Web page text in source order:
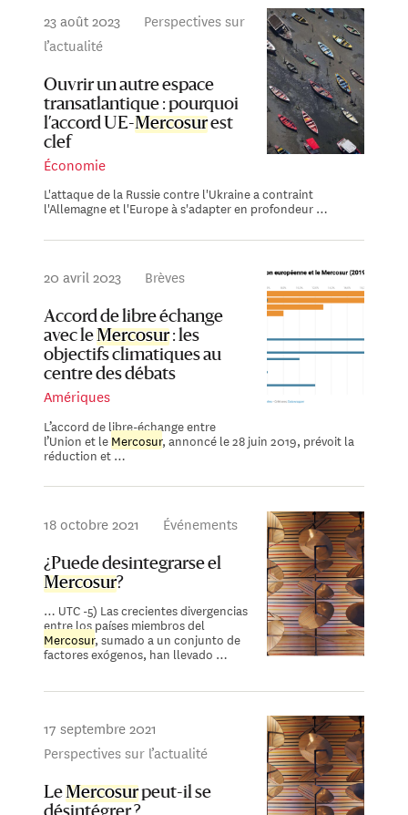
23 août 2023
Perspectives sur
l’actualité
Ouvrir un autre espace
transatlantique : pourquoi
l’accord UE-Mercosurest
clef
Économie
L'attaque de la Russie contre l'Ukraine a contraint
l'Allemagne et l'Europe à s'adapter en profondeur …
20 avril 2023 Brèves
Accord de libre échange
avec leMercosur: les
objectifs climatiques au
centre des débats
Amériques
L’accord de libre-échange entre
l’Union et leMercosur, annoncé le 28 juin 2019, prévoit la
réduction et …
18 octobre 2021 Événements
¿Puede desintegrarse el
Mercosur?
… UTC -5) Las crecientes divergencias
entre los países miembros del
Mercosur, sumado a un conjunto de
factores exógenos, han llevado …
17 septembre 2021
Perspectives sur l’actualité
LeMercosurpeut-il se